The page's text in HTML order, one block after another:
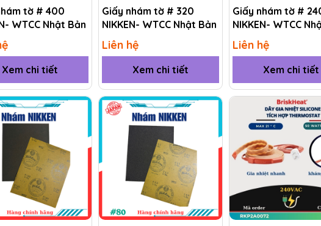
tờ # 400
WTCC Nhật Bản
Xem chi tiết
Giấy nhám tờ # 320
NIKKEN- WTCC Nhật Bản
Liên hệ
Xem chi tiết
Giấy nhám tờ #
NIKKEN- WTCC
Liên hệ
Xem chi tiết